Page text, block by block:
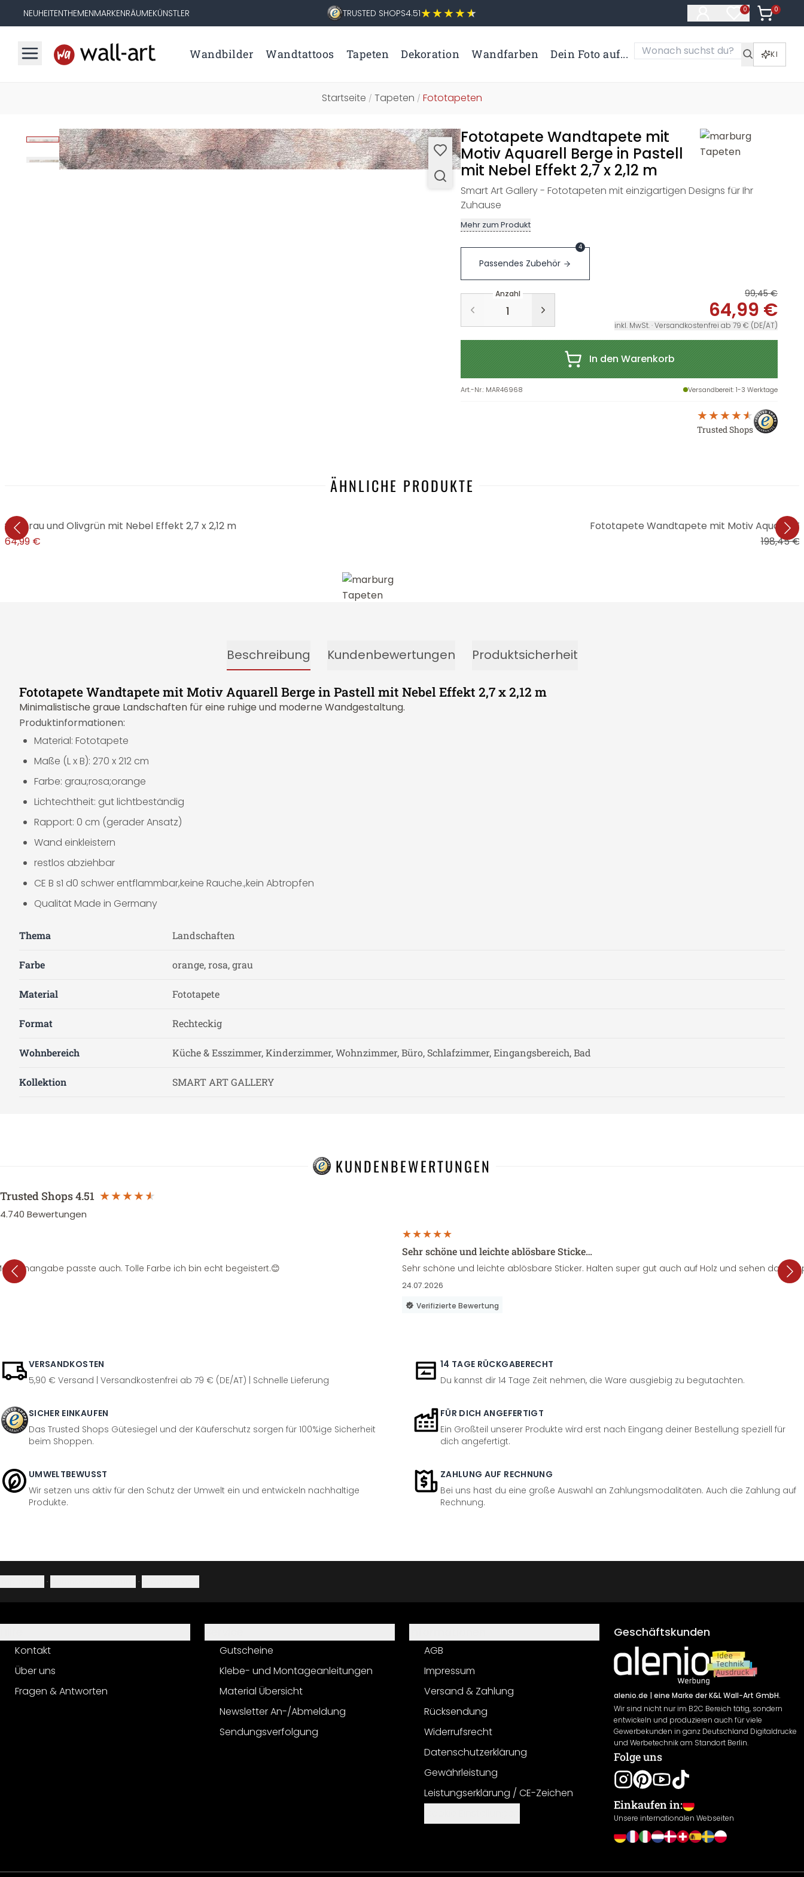
NEUHEITENTHEMENMARKENRÄUMEKÜNSTLER TRUSTED SHOPS4.51 0
Artikel im
0
Artikel
Wandbilder Wandtattoos Tapeten Dekoration Wandfarben Dein Foto auf... KI
Startseite / Tapeten / Fototapeten
Fototapete Wandtapete mit
Motiv Aquarell Berge in Pastell
mit Nebel Effekt 2,7 x 2,12 m
Smart Art Gallery - Fototapeten mit einzigartigen Designs für Ihr
Zuhause
Mehr zum Produkt
Passendes Zubehör
4
Anzahl 99,45 €
64,99 €
inkl. MwSt. · Versandkostenfrei ab 79 € (DE/AT)
In den Warenkorb
Art.-Nr.: MAR46968 Versandbereit: 1-3 Werktage
Trusted Shops
ÄHNLICHE PRODUKTE
Grau und Olivgrün mit Nebel Effekt 2,7 x 2,12 m
64,99 €
Fototapete Wandtapete mit Motiv Aquarell
198,45 €
Beschreibung Kundenbewertungen Produktsicherheit
Fototapete Wandtapete mit Motiv Aquarell Berge in Pastell mit Nebel Effekt 2,7 x 2,12 m
Minimalistische graue Landschaften für eine ruhige und moderne Wandgestaltung.
Produktinformationen:
Material: Fototapete
Maße (L x B): 270 x 212 cm
Farbe: grau;rosa;orange
Lichtechtheit: gut lichtbeständig
Rapport: 0 cm (gerader Ansatz)
Wand einkleistern
restlos abziehbar
CE B s1 d0 schwer entflammbar,keine Rauche.,kein Abtropfen
Qualität Made in Germany
Thema Landschaften
Farbe orange, rosa, grau
Material Fototapete
Format Rechteckig
Wohnbereich Küche & Esszimmer, Kinderzimmer, Wohnzimmer, Büro, Schlafzimmer, Eingangsbereich, Bad
Kollektion SMART ART GALLERY
KUNDENBEWERTUNGEN
Trusted Shops4.51
4.740 Bewertungen
passte auch. Tolle Farbe ich bin echt begeistert.😊
Sehr schöne und leichte ablösbare Sticke…
Sehr schöne und leichte ablösbare Sticker. Halten super gut auch auf Holz und sehen dazu
24.07.2026
Verifizierte Bewertung
VERSANDKOSTEN
5,90 € Versand | Versandkostenfrei ab 79 € (DE/AT) | Schnelle Lieferung
14 TAGE RÜCKGABERECHT
Du kannst dir 14 Tage Zeit nehmen, die Ware ausgiebig zu begutachten.
SICHER EINKAUFEN
Das Trusted Shops Gütesiegel und der Käuferschutz sorgen für 100%ige Sicherheit
beim Shoppen.
FÜR DICH ANGEFERTIGT
Ein Großteil unserer Produkte wird erst nach Eingang deiner Bestellung speziell für
dich angefertigt.
UMWELTBEWUSST
Wir setzen uns aktiv für den Schutz der Umwelt ein und entwickeln nachhaltige
Produkte.
ZAHLUNG AUF RECHNUNG
Bei uns hast du eine große Auswahl an Zahlungsmodalitäten. Auch die Zahlung auf
Rechnung.
· ·
Kontakt
Über uns
Fragen & Antworten
Gutscheine
Klebe- und Montageanleitungen
Material Übersicht
Newsletter An-/Abmeldung
Sendungsverfolgung
AGB
Impressum
Versand & Zahlung
Rücksendung
Widerrufsrecht
Datenschutzerklärung
Gewährleistung
Leistungserklärung / CE-Zeichen
Geschäftskunden
alenio.de | eine Marke der K&L Wall-Art GmbH.
Wir sind nicht nur im B2C Bereich tätig, sondern
entwickeln und produzieren auch für viele
Gewerbekunden in ganz Deutschland Digitaldrucke
und Werbetechnik am Standort Berlin.
Folge uns
Einkaufen in:
Unsere internationalen Webseiten